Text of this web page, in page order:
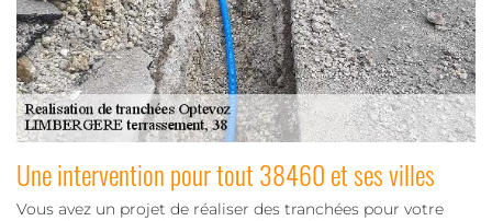
Une intervention pour tout 38460 et ses villes
Vous avez un projet de réaliser des tranchées pour votre